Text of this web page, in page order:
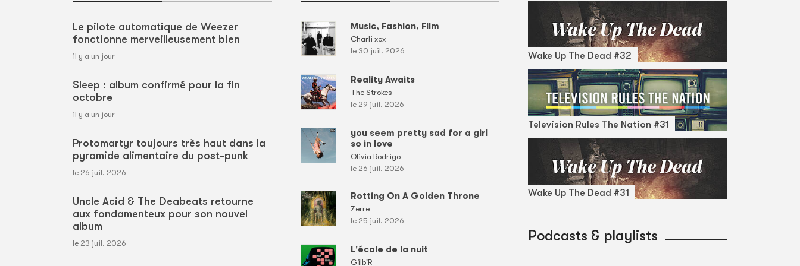
Le pilote automatique de Weezer
fonctionne merveilleusement bien
il y a un jour
Sleep : album confirmé pour la fin
octobre
il y a un jour
Protomartyr toujours très haut dans la
pyramide alimentaire du post-punk
le 26 juil. 2026
Uncle Acid & The Deabeats retourne
aux fondamenteux pour son nouvel
album
le 23 juil. 2026
Music, Fashion, Film
Charli xcx
le 30 juil. 2026
Reality Awaits
The Strokes
le 29 juil. 2026
you seem pretty sad for a girl
so in love
Olivia Rodrigo
le 26 juil. 2026
Rotting On A Golden Throne
Zerre
le 25 juil. 2026
L'école de la nuit
Gilb'R
Wake Up The Dead #32
Television Rules The Nation #31
Wake Up The Dead #31
Podcasts & playlists